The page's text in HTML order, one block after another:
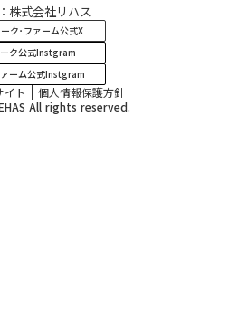
株式会社リハス
ク･ファーム公式X
ク公式Instgram
ーム公式Instgram
イト
個人情報保護方針
All rights reserved.